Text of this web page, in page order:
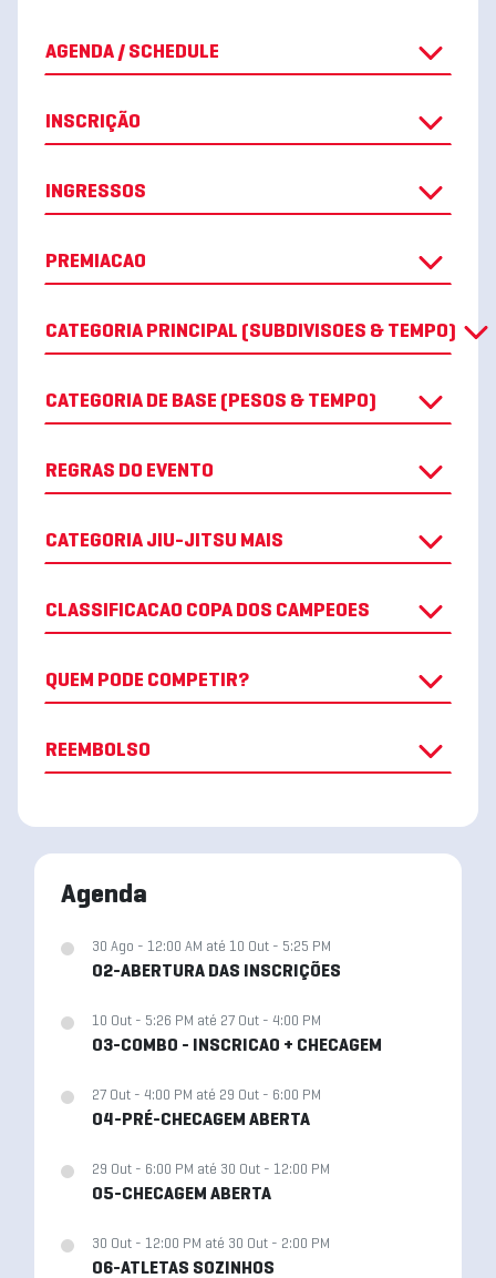
AGENDA / SCHEDULE
INSCRIÇÃO
INGRESSOS
PREMIACAO
CATEGORIA PRINCIPAL (SUBDIVISOES & TEMPO)
CATEGORIA DE BASE (PESOS & TEMPO)
REGRAS DO EVENTO
CATEGORIA JIU-JITSU MAIS
CLASSIFICACAO COPA DOS CAMPEOES
QUEM PODE COMPETIR?
REEMBOLSO
Agenda
30 Ago - 12:00 AM até 10 Out - 5:25 PM
02-ABERTURA DAS INSCRIÇÕES
10 Out - 5:26 PM até 27 Out - 4:00 PM
03-COMBO - INSCRICAO + CHECAGEM
27 Out - 4:00 PM até 29 Out - 6:00 PM
04-PRÉ-CHECAGEM ABERTA
29 Out - 6:00 PM até 30 Out - 12:00 PM
05-CHECAGEM ABERTA
30 Out - 12:00 PM até 30 Out - 2:00 PM
06-ATLETAS SOZINHOS